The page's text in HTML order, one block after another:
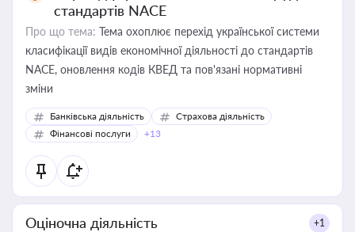
стандартів NACE
Про що тема: Тема охоплює перехід української системи
класифікації видів економічної діяльності до стандартів
NACE, оновлення кодів КВЕД та пов'язані нормативні
зміни
Банківська діяльність
Страхова діяльність
Фінансові послуги
+13
Оціночна діяльність +1